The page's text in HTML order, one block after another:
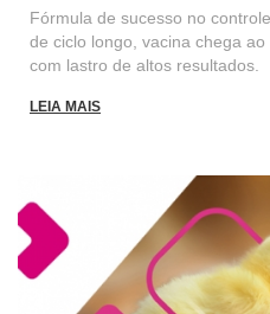
Fórmula de sucesso no
de ciclo longo, vacina chega
com lastro de altos resultados.
LEIA MAIS